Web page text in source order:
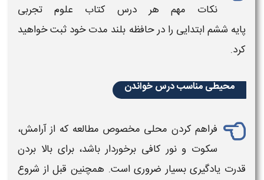
نکات مهم هر درس کتاب علوم تجربی​
پایه ششمابتدایی را در حافظه بلند مدت خود ثبت خواهید
کرد.
محیطی مناسب درس خواندن
فراهم کردن محلی مخصوص مطالعه که از آرامش،
سکوت و نور کافی برخوردار باشد، برای بالا بردن
قدرت یادگیری بسیار ضروری است. همچنین قبل از شروع